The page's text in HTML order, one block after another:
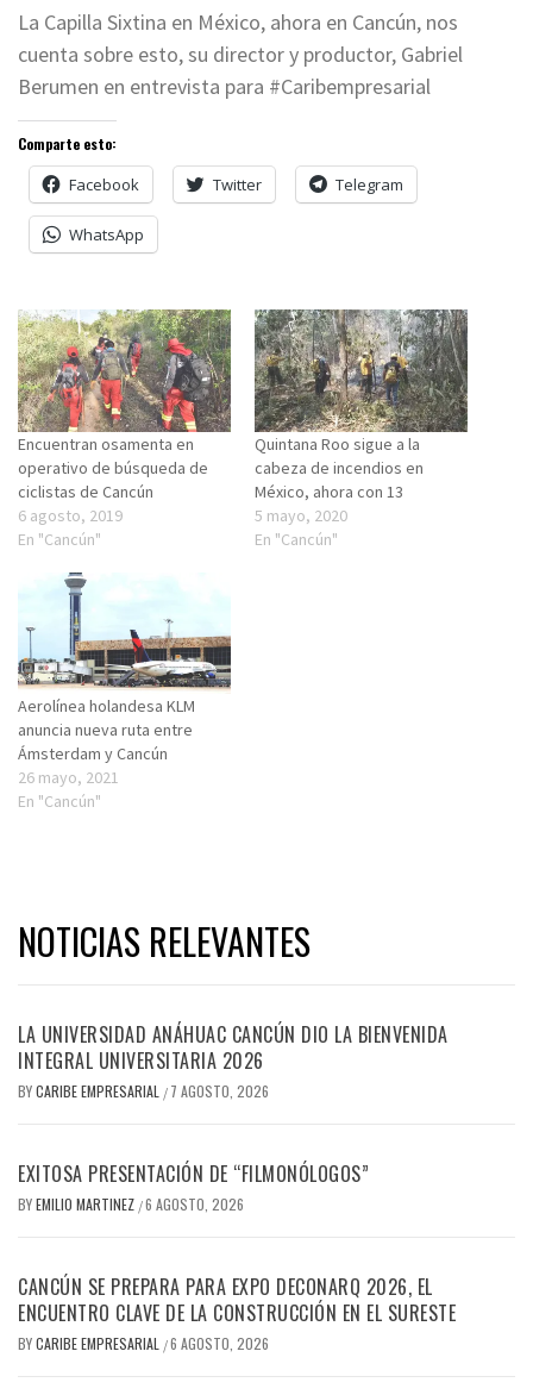
La Capilla Sixtina en México, ahora en Cancún, nos
cuenta sobre esto, su director y productor, Gabriel
Berumen en entrevista para #Caribempresarial
Comparte esto:
Facebook Twitter Telegram
WhatsApp
Encuentran osamenta en
operativo de búsqueda de
ciclistas de Cancún
6 agosto, 2019
En "Cancún"
Quintana Roo sigue a la
cabeza de incendios en
México, ahora con 13
5 mayo, 2020
En "Cancún"
Aerolínea holandesa KLM
anuncia nueva ruta entre
Ámsterdam y Cancún
26 mayo, 2021
En "Cancún"
NOTICIAS RELEVANTES
LA UNIVERSIDAD ANÁHUAC CANCÚN DIO LA BIENVENIDA
INTEGRAL UNIVERSITARIA 2026
BYCARIBE EMPRESARIAL / 7 AGOSTO, 2026
EXITOSA PRESENTACIÓN DE “FILMONÓLOGOS”
BYEMILIO MARTINEZ /6 AGOSTO, 2026
CANCÚN SE PREPARA PARA EXPO DECONARQ 2026, EL
ENCUENTRO CLAVE DE LA CONSTRUCCIÓN EN EL SURESTE
BYCARIBE EMPRESARIAL /6 AGOSTO, 2026